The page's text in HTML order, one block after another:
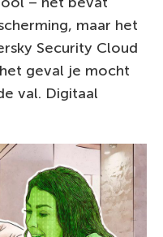
maar het
Security Cloud
geval je mocht
val. Digitaal